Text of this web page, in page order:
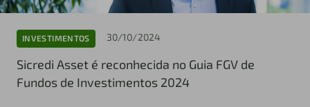
INVESTIMENTOS 30/10/2024
Sicredi Asset é reconhecida no Guia FGV de
Fundos de Investimentos 2024